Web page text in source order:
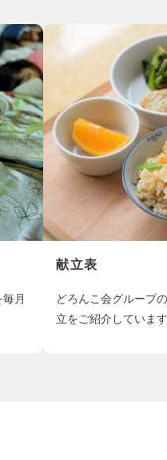
月
献立表
どろんこ会グループ
立をご紹介しています